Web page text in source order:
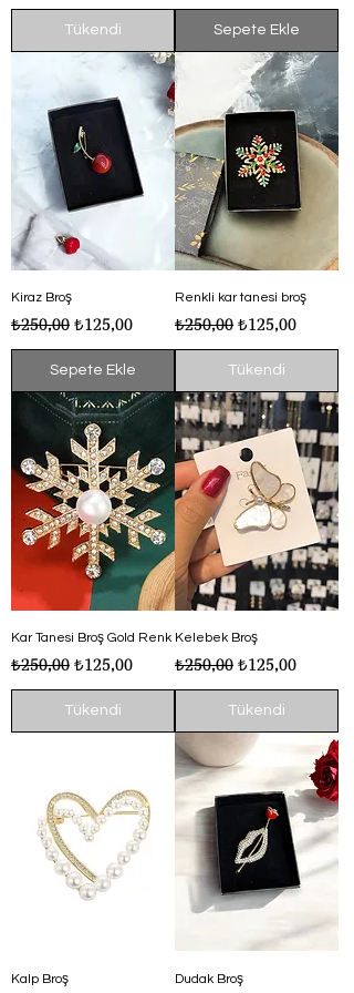
Tükendi Sepete Ekle
Kiraz Broş
Normal Fiyat
₺250,00 İndirimli Fiyat
₺125,00
Sepete Ekle
Renkli kar tanesi broş
Normal Fiyat
₺250,00 İndirimli Fiyat
₺125,00
Tükendi
Kar Tanesi Broş Gold Renk
Normal Fiyat
₺250,00 İndirimli Fiyat
₺125,00
Tükendi
Kelebek Broş
Normal Fiyat
₺250,00 İndirimli Fiyat
₺125,00
Tükendi
Kalp Broş Dudak Broş